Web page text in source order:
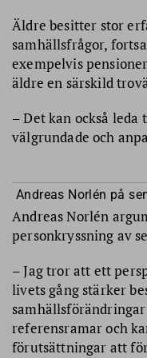
Äldre besitter stor
samhällsfrågor,
exempelvis
äldre en särskild
– Det kan också
välgrundade och
Andreas Norlén på
Andreas Norlén
personkryssning av
– Jag tror att ett
livets gång stärker
referensramar och
förutsättningar att